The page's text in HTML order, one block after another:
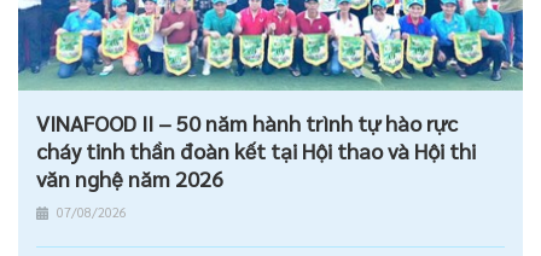
VINAFOOD II – 50 năm hành trình tự hào rực
cháy tinh thần đoàn kết tại Hội thao và Hội thi
văn nghệ năm 2026
07/08/2026